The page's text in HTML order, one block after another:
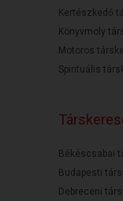
Kertészkedő
Könyvmoly
Motoros
Spirituális
Békéscsabai
Budapesti
Debreceni